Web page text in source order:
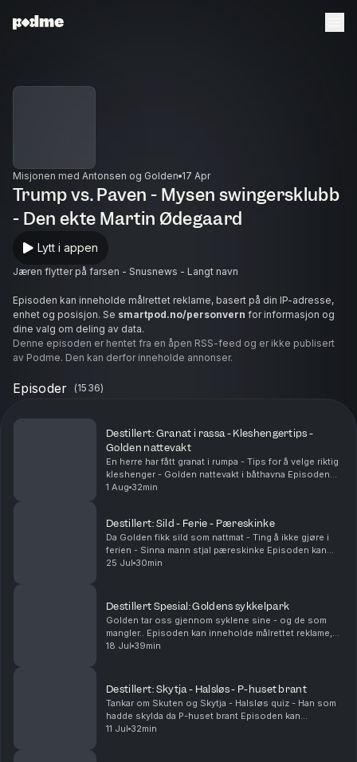
Misjonen med Antonsen og Golden 17 Apr
Trump vs. Paven - Mysen swingersklubb
- Den ekte Martin Ødegaard
Lytt i appen
Jæren flytter på farsen - Snusnews - Langt navn
Episoden kan inneholde målrettet reklame, basert på din IP-adresse,
enhet og posisjon. Se smartpod.no/personvern for informasjon og
dine valg om deling av data.
Denne episoden er hentet fra en åpen RSS-feed og er ikke publisert
av Podme. Den kan derfor inneholde annonser.
Episoder (1536)
Destillert: Granat i rassa - Kleshengertips -
Golden nattevakt
En herre har fått granat i rumpa - Tips for å velge riktig
kleshenger - Golden nattevakt i båthavna Episoden
kan inneholde målrettet reklame, basert på din IP-
1 Aug 32min
Destillert: Sild - Ferie - Pæreskinke
Da Golden fikk sild som nattmat - Ting å ikke gjøre i
ferien - Sinna mann stjal pæreskinke Episoden kan
inneholde målrettet reklame, basert på din IP-adresse,
25 Jul 30min
Destillert Spesial: Goldens sykkelpark
Golden tar oss gjennom syklene sine - og de som
mangler.. Episoden kan inneholde målrettet reklame,
basert på din IP-adresse, enhet og posisjon. Se
18 Jul 39min
Destillert: Skytja - Halsløs - P-huset brant
Tankar om Skuten og Skytja - Halsløs quiz - Han som
hadde skylda da P-huset brant Episoden kan
inneholde målrettet reklame, basert på din IP-adresse,
11 Jul 32min